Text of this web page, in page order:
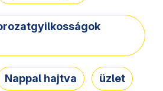
Nappal hajtva üzlet